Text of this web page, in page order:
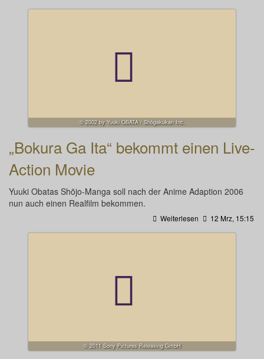
© 2002 by Yuuki OBATA / Shōgakukan Inc.
„Bokura Ga Ita“ bekommt einen Live-
Action Movie
Yuuki Obatas Shōjo-Manga soll nach der Anime Adaption 2006
nun auch einen Realfilm bekommen.
Weiterlesen 12 Mrz, 15:15
© 2011 Sony Pictures Releasing GmbH